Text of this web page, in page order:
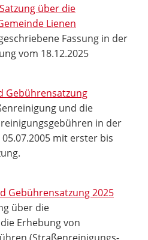
über die
Lienen
Fassung in der
vom 18.12.2025
Gebührensatzung
und die
in der
mit erster bis
Gebührensatzung 2025
über die
Erhebung von